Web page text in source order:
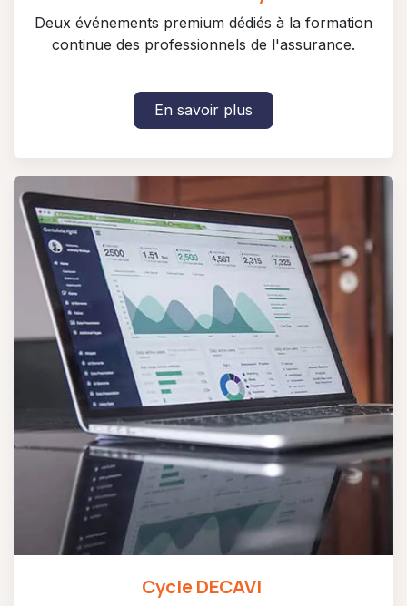
Deux événements premium dédiés à la formation
continue des professionnels de l'assurance.
En savoir plus
Cycle DECAVI